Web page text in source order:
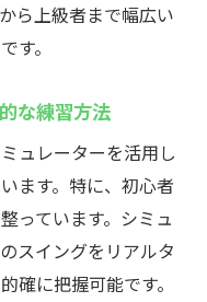
ら上級者まで幅広い
す。
な練習方法
ュレーターを活用し
ます。特に、初心者
っています。シミュ
スイングをリアルタ
確に把握可能です。